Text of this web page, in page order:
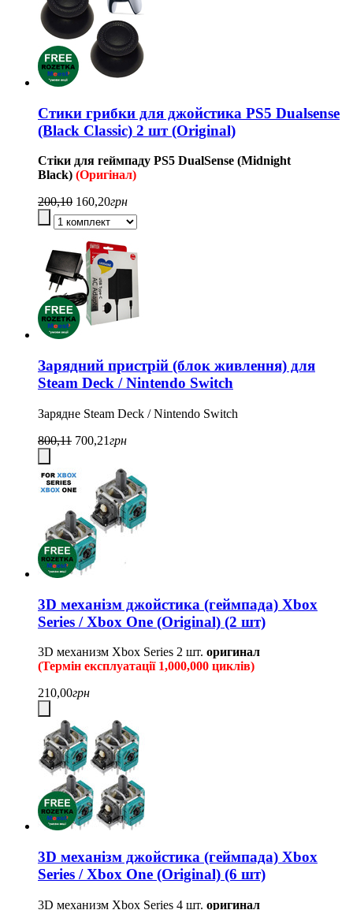
Стики грибки для джойстика PS5 Dualsense
(Black Classic) 2 шт (Original)
Стіки для геймпаду PS5 DualSense (Midnight
Black) (Оригінал)
200,10 160,20грн
Зарядний пристрій (блок живлення) для
Steam Deck / Nintendo Switch
Зарядне Steam Deck / Nintendo Switch
800,11 700,21грн
3D механізм джойстика (геймпада) Xbox
Series / Xbox One (Original) (2 шт)
3D механизм Xbox Series 2 шт. оригинал
(Термін експлуатації 1,000,000 циклів)
210,00грн
3D механізм джойстика (геймпада) Xbox
Series / Xbox One (Original) (6 шт)
3D механизм Xbox Series 4 шт. оригинал